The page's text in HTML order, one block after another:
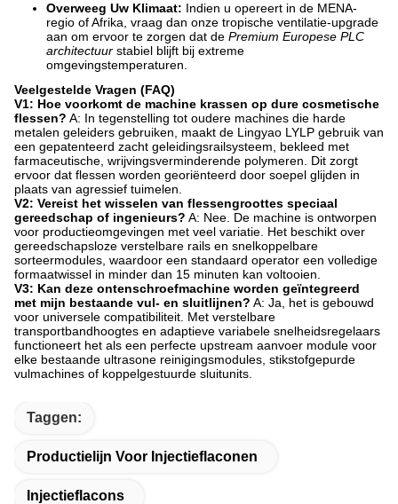
Overweeg Uw Klimaat: Indien u opereert in de MENA-
regio of Afrika, vraag dan onze tropische ventilatie-upgrade
aan om ervoor te zorgen dat de Premium Europese PLC
architectuur stabiel blijft bij extreme
omgevingstemperaturen.
Veelgestelde Vragen (FAQ)
V1: Hoe voorkomt de machine krassen op dure cosmetische
flessen? A: In tegenstelling tot oudere machines die harde
metalen geleiders gebruiken, maakt de Lingyao LYLP gebruik van
een gepatenteerd zacht geleidingsrailsysteem, bekleed met
farmaceutische, wrijvingsverminderende polymeren. Dit zorgt
ervoor dat flessen worden georiënteerd door soepel glijden in
plaats van agressief tuimelen.
V2: Vereist het wisselen van flessengroottes speciaal
gereedschap of ingenieurs? A: Nee. De machine is ontworpen
voor productieomgevingen met veel variatie. Het beschikt over
gereedschapsloze verstelbare rails en snelkoppelbare
sorteermodules, waardoor een standaard operator een volledige
formaatwissel in minder dan 15 minuten kan voltooien.
V3: Kan deze ontenschroefmachine worden geïntegreerd
met mijn bestaande vul- en sluitlijnen? A: Ja, het is gebouwd
voor universele compatibiliteit. Met verstelbare
transportbandhoogtes en adaptieve variabele snelheidsregelaars
functioneert het als een perfecte upstream aanvoer module voor
elke bestaande ultrasone reinigingsmodules, stikstofgepurde
vulmachines of koppelgestuurde sluitunits.
Taggen:
Productielijn Voor Injectieflaconen
Injectieflacons